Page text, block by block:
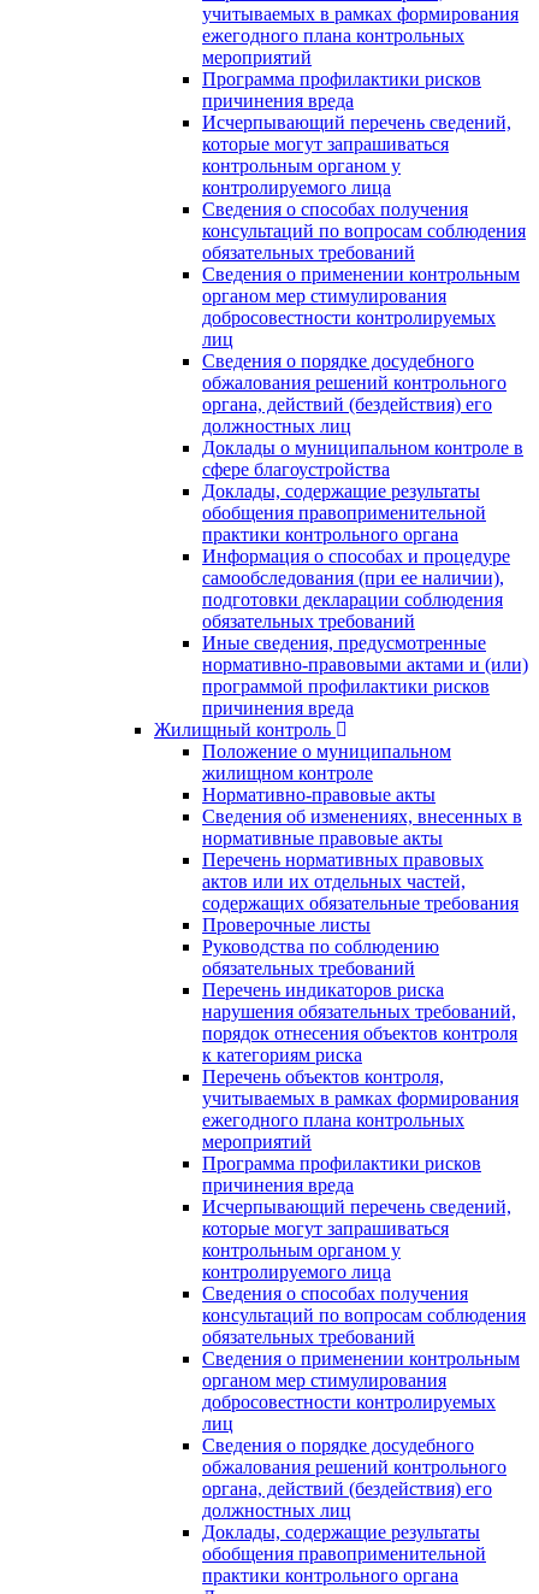
учитываемых в рамках формирования
ежегодного плана контрольных
мероприятий
Программа профилактики рисков
причинения вреда
Исчерпывающий перечень сведений,
которые могут запрашиваться
контрольным органом у
контролируемого лица
Сведения о способах получения
консультаций по вопросам соблюдения
обязательных требований
Сведения о применении контрольным
органом мер стимулирования
добросовестности контролируемых
лиц
Сведения о порядке досудебного
обжалования решений контрольного
органа, действий (бездействия) его
должностных лиц
Доклады о муниципальном контроле в
сфере благоустройства
Доклады, содержащие результаты
обобщения правоприменительной
практики контрольного органа
Информация о способах и процедуре
самообследования (при ее наличии),
подготовки декларации соблюдения
обязательных требований
Иные сведения, предусмотренные
нормативно-правовыми актами и (или)
программой профилактики рисков
причинения вреда
Жилищный контроль
Положение о муниципальном
жилищном контроле
Нормативно-правовые акты
Сведения об изменениях, внесенных в
нормативные правовые акты
Перечень нормативных правовых
актов или их отдельных частей,
содержащих обязательные требования
Проверочные листы
Руководства по соблюдению
обязательных требований
Перечень индикаторов риска
нарушения обязательных требований,
порядок отнесения объектов контроля
к категориям риска
Перечень объектов контроля,
учитываемых в рамках формирования
ежегодного плана контрольных
мероприятий
Программа профилактики рисков
причинения вреда
Исчерпывающий перечень сведений,
которые могут запрашиваться
контрольным органом у
контролируемого лица
Сведения о способах получения
консультаций по вопросам соблюдения
обязательных требований
Сведения о применении контрольным
органом мер стимулирования
добросовестности контролируемых
лиц
Сведения о порядке досудебного
обжалования решений контрольного
органа, действий (бездействия) его
должностных лиц
Доклады, содержащие результаты
обобщения правоприменительной
практики контрольного органа